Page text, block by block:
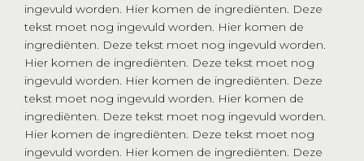
ingevuld worden. Hier komen de ingrediënten. Deze
tekst moet nog ingevuld worden. Hier komen de
ingrediënten. Deze tekst moet nog ingevuld worden.
Hier komen de ingrediënten. Deze tekst moet nog
ingevuld worden. Hier komen de ingrediënten. Deze
tekst moet nog ingevuld worden. Hier komen de
ingrediënten. Deze tekst moet nog ingevuld worden.
Hier komen de ingrediënten. Deze tekst moet nog
ingevuld worden. Hier komen de ingrediënten. Deze